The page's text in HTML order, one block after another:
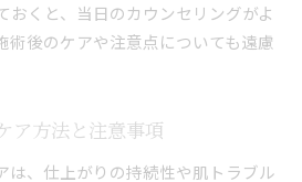
おくと、当日のカウンセリングがよ
術後のケアや注意点についても遠慮
ア方法と注意事項
は、仕上がりの持続性や肌トラブル